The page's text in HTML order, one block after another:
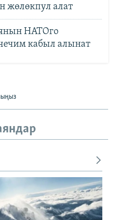
жөлөкпул алат
НАТОго
кабыл алынат